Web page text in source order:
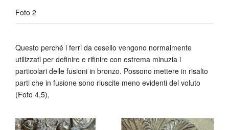
Foto 2
Questo perché i ferri da cesello vengono normalmente
utilizzati per definire e rifinire con estrema minuzia i
particolari delle fusioni in bronzo. Possono mettere in risalto
parti che in fusione sono riuscite meno evidenti del voluto
(Foto 4,5),